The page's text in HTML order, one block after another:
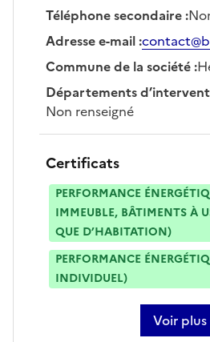
Téléphone secondaire:
Adresse e-mail:
Commune de la société:
Départements
Non renseigné
Certificats
PERFORMANCE
IMMEUBLE, BÂTIMENTS À
QUE D’HABITATION)
PERFORMANCE
INDIVIDUEL)
Voir
sur